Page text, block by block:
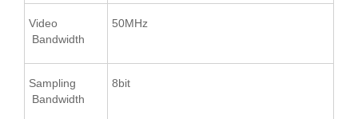
Video
Bandwidth
50MHz
Sampling
Bandwidth
8bit